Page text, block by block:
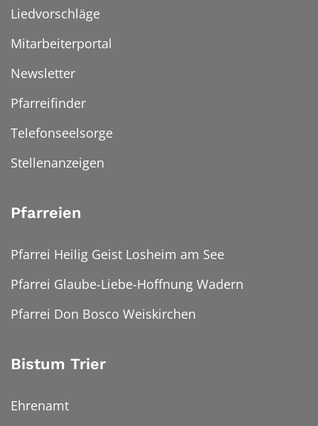
Liedvorschläge
Mitarbeiterportal
Newsletter
Pfarreifinder
Telefonseelsorge
Stellenanzeigen
Pfarreien
Pfarrei Heilig Geist Losheim am See
Pfarrei Glaube-Liebe-Hoffnung Wadern
Pfarrei Don Bosco Weiskirchen
Bistum Trier
Ehrenamt